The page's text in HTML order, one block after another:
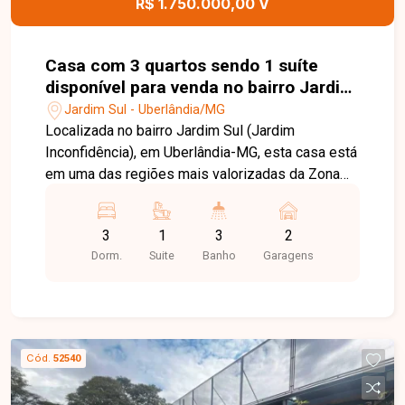
incrível apartamento no bairro Santa Mônica.
R$ 1.750.000,00 V
Casa com 3 quartos sendo 1 suíte
disponível para venda no bairro Jardim
Sul em Uberlândia-MG
Jardim Sul - Uberlândia/MG
Localizada no bairro Jardim Sul (Jardim
Inconfidência), em Uberlândia-MG, esta casa está
em uma das regiões mais valorizadas da Zona
excelente infraestrutura. O bairro oferece fácil
acesso às principais avenidas da cidade e está
próximo a supermercados, escolas, farmácias,
estar e jantar integradas, 03 quartos com
armários, sendo 01 suíte, banheiro social, cozinha
americana planejada com armários, cooktop e
3
Dorm.
1
Suite
3
Banho
2
Garagens
Cód. 52540